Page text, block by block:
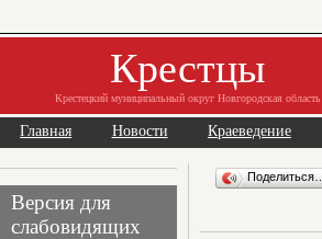
Крестцы
Крестецкий муниципальный округ Новгородская область
Главная Новости Краеведение
Версия для
слабовидящих
Поделиться…